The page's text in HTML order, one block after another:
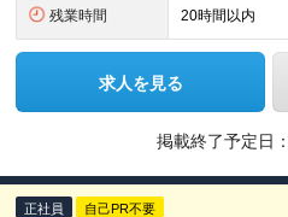
残業時間 20時間以内
求人を見る
掲載終了予定日：
正社員 自己PR不要